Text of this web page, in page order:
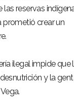
reservas
prometió crear un
ilegal impide que
y la